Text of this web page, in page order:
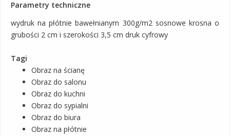
Parametry techniczne
wydruk na płótnie bawełnianym 300g/m2 sosnowe krosna o
grubości 2 cm i szerokości 3,5 cm druk cyfrowy
Tagi
Obraz na ścianę
Obraz do salonu
Obraz do kuchni
Obraz do sypialni
Obraz do biura
Obraz na płótnie